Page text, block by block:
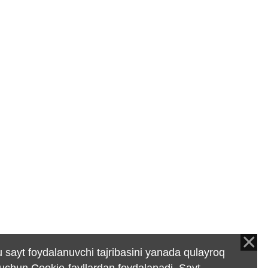
sayt foydalanuvchi tajribasini yanada qulayroq